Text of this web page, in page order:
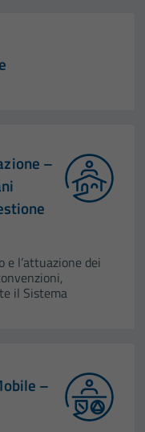
–
e l’attuazione dei
il Sistema
–